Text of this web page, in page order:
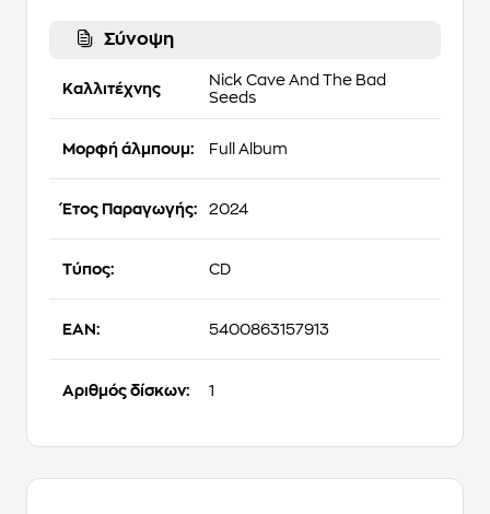
Σύνοψη
Καλλιτέχνης
Nick Cave And The Bad
Seeds
Μορφή άλμπουμ: Full Album
Έτος Παραγωγής: 2024
Τύπος: CD
EAN: 5400863157913
Αριθμός δίσκων: 1